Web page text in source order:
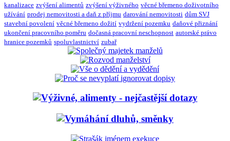
kanalizace zvýšení alimentů zvýšení výživného věcné břemeno doživotního
užívání prodej nemovitosti a daň z příjmu darování nemovitosti dům SVJ
stavební povolení věcné břemeno dožití vydržení pozemku daňové přiznání
ukončení pracovního poměru dočasná pracovní neschopnost autorské právo
hranice pozemků spoluvlastnictví zubař